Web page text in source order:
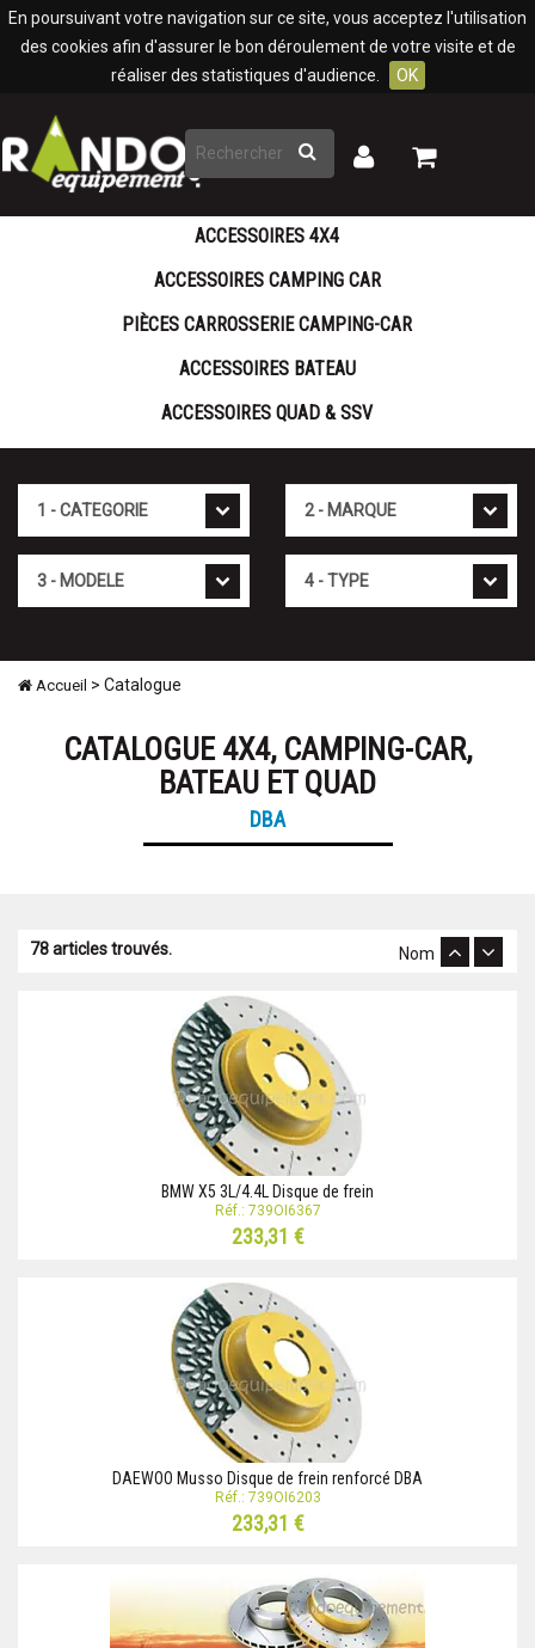
En poursuivant votre navigation sur ce site, vous acceptez l'utilisation
des cookies afin d'assurer le bon déroulement de votre visite et de
réaliser des statistiques d'audience.
OK
Rechercher
Mon
Mon
ACCESSOIRES 4X4
ACCESSOIRES CAMPING CAR
PIÈCES CARROSSERIE CAMPING-CAR
ACCESSOIRES BATEAU
ACCESSOIRES QUAD & SSV
Accueil > Catalogue
CATALOGUE 4X4, CAMPING-CAR,
BATEAU ET QUAD
DBA
78 articles trouvés. Nom
BMW X5 3L/4.4L Disque de frein
Réf.: 739OI6367
233,31 €
DAEWOO Musso Disque de frein renforcé DBA
Réf.: 739OI6203
233,31 €
Panneau de gestion des cookies